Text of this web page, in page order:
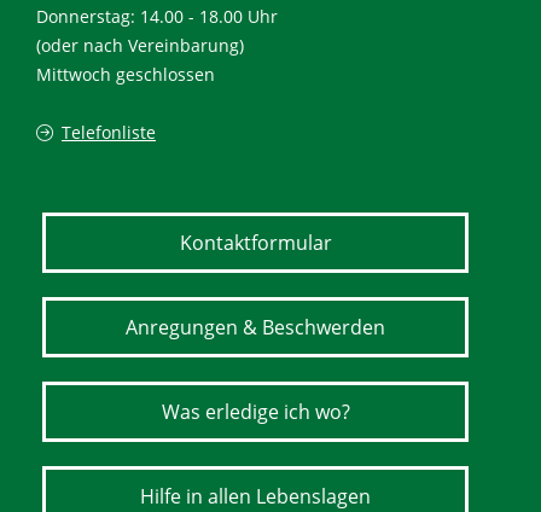
Donnerstag: 14.00 - 18.00 Uhr
(oder nach Vereinbarung)
Mittwoch geschlossen
Telefonliste
Kontaktformular
Anregungen & Beschwerden
Was erledige ich wo?
Hilfe in allen Lebenslagen